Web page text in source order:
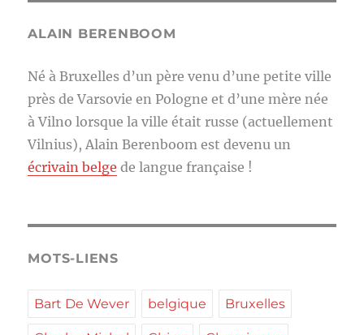
ALAIN BERENBOOM
Né à Bruxelles d’un père venu d’une petite ville
près de Varsovie en Pologne et d’une mère née
à Vilno lorsque la ville était russe (actuellement
Vilnius), Alain Berenboom est devenu un
écrivain belge de langue française !
MOTS-LIENS
Bart De Wever belgique Bruxelles